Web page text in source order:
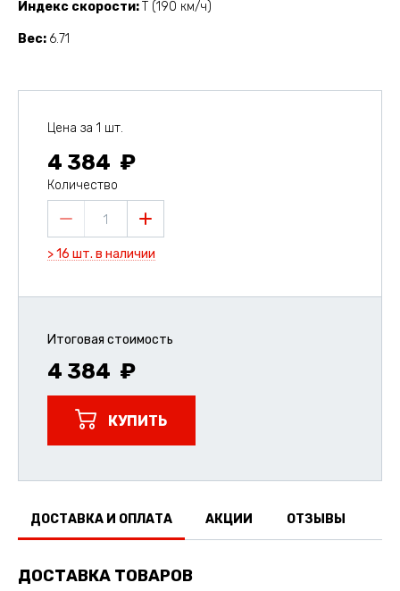
Индекс скорости T (190 км/ч)
Вес 6.71
Цена за 1 шт.
4 384
Количество
1
> 16 шт. в наличии
Итоговая стоимость
4 384
КУПИТЬ
ДОСТАВКА И ОПЛАТА АКЦИИ ОТЗЫВЫ
ДОСТАВКА ТОВАРОВ